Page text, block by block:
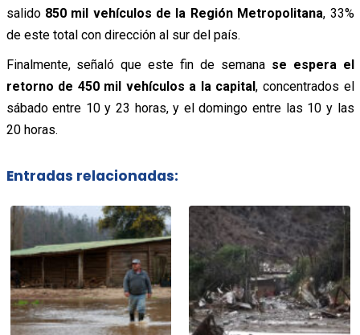
salido850 mil vehículos de la Región Metropolitana, 33%
de este total con dirección al sur del país.
Finalmente, señaló que este fin de semanase espera el
retorno de 450 mil vehículos a la capital, concentrados el
sábado entre 10 y 23 horas, y el domingo entre las 10 y las
20 horas.
Entradas relacionadas: